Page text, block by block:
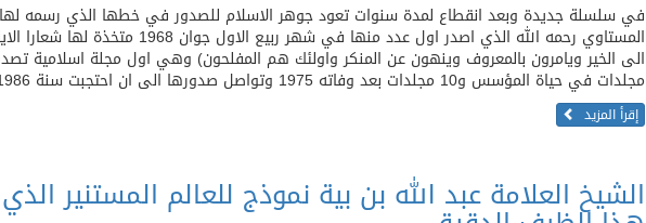
في سلسلة جديدة وبعد انقطاع لمدة سنوات تعود جوهر الاسلام للصدور في خطها الذي رسمه
المستاوي رحمه الله الذي اصدر اول عدد منها
مجلدات في حياة المؤسس و10 مجلدات بعد وفاته 1975 وتواصل صدورها الى ان احتجبت سنة 1986 (ويتضمن الفهرس...
إقرأ المزيد
الشيخ العلامة عبد الله بن بية نموذج للعالم المستنير